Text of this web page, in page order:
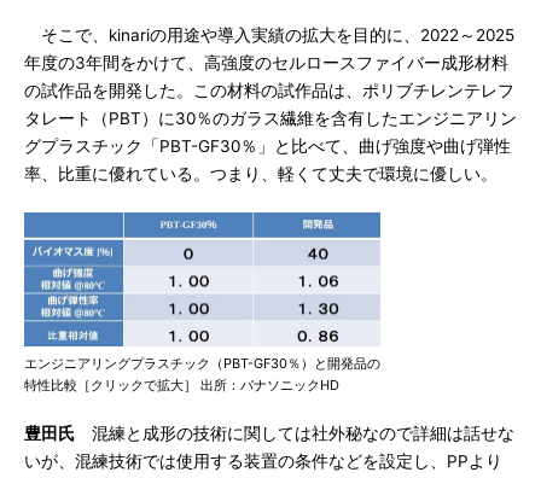
そこで、kinariの用途や導入実績の拡大を目的に、2022～2025
年度の3年間をかけて、高強度のセルロースファイバー成形材料
の試作品を開発した。この材料の試作品は、ポリブチレンテレフ
タレート（PBT）に30％のガラス繊維を含有したエンジニアリン
グプラスチック「PBT-GF30％」と比べて、曲げ強度や曲げ弾性
率、比重に優れている。つまり、軽くて丈夫で環境に優しい。
エンジニアリングプラスチック（PBT-GF30％）と開発品の
特性比較［クリックで拡大］ 出所：パナソニックHD
豊田氏 混練と成形の技術に関しては社外秘なので詳細は話せな
いが、混練技術では使用する装置の条件などを設定し、PPより